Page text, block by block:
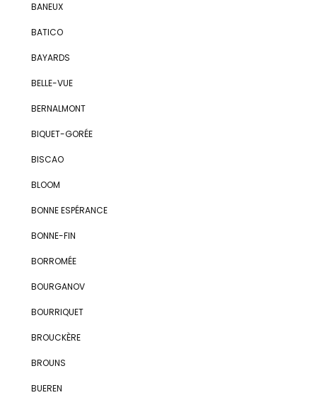
BANEUX
BATICO
BAYARDS
BELLE-VUE
BERNALMONT
BIQUET-GORÉE
BISCAO
BLOOM
BONNE ESPÉRANCE
BONNE-FIN
BORROMÉE
BOURGANOV
BOURRIQUET
BROUCKÈRE
BROUNS
BUEREN